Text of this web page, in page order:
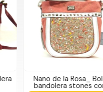
Nano de la Rosa_ Bolso
bandolera stones coral